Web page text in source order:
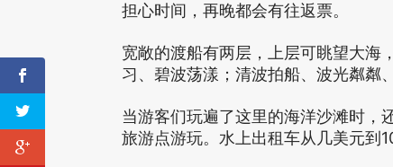
担心时间，再晚都会有往返票。
宽敞的渡船有两层，上层可眺望大海
习、碧波荡漾；清波拍船、波光粼粼
当游客们玩遍了这里的海洋沙滩时，
旅游点游玩。水上出租车从几美元到